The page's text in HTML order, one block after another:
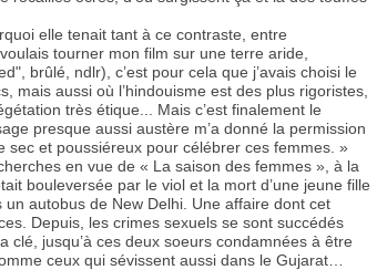
elle tenait tant à ce contraste, entre
tourner mon film sur une terre aride,
brûlé, ndlr), c’est pour cela que j’avais choisi le
mais aussi où l’hindouisme est des plus rigoristes,
très étique... Mais c’est finalement le
presque aussi austère m’a donné la permission
sec et poussiéreux pour célébrer ces femmes. »
en vue de « La saison des femmes », à la
bouleversée par le viol et la mort d’une jeune fille
autobus de New Delhi. Une affaire dont cet
Depuis, les crimes sexuels se sont succédés
clé, jusqu’à ces deux soeurs condamnées à être
ceux qui sévissent aussi dans le Gujarat…